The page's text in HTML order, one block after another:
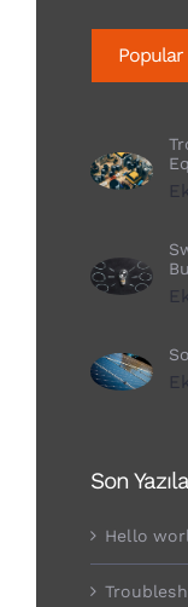
Popular
Son
Hello